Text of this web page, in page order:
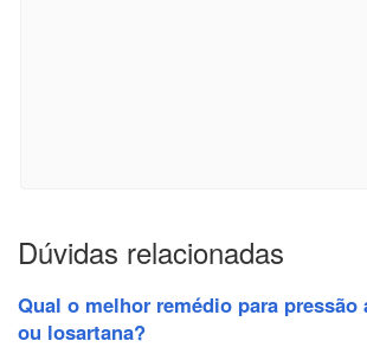
Dúvidas relacionadas
Qual o melhor remédio para
ou losartana?